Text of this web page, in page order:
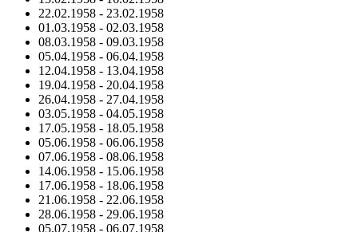
22.02.1958 - 23.02.1958
01.03.1958 - 02.03.1958
08.03.1958 - 09.03.1958
05.04.1958 - 06.04.1958
12.04.1958 - 13.04.1958
19.04.1958 - 20.04.1958
26.04.1958 - 27.04.1958
03.05.1958 - 04.05.1958
17.05.1958 - 18.05.1958
05.06.1958 - 06.06.1958
07.06.1958 - 08.06.1958
14.06.1958 - 15.06.1958
17.06.1958 - 18.06.1958
21.06.1958 - 22.06.1958
28.06.1958 - 29.06.1958
05.07.1958 - 06.07.1958